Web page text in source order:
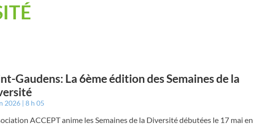
Gaudens: La 6ème édition des Semaines de la
2026 8 h 05
ACCEPT anime les Semaines de la Diversité débutées le 17 mai en